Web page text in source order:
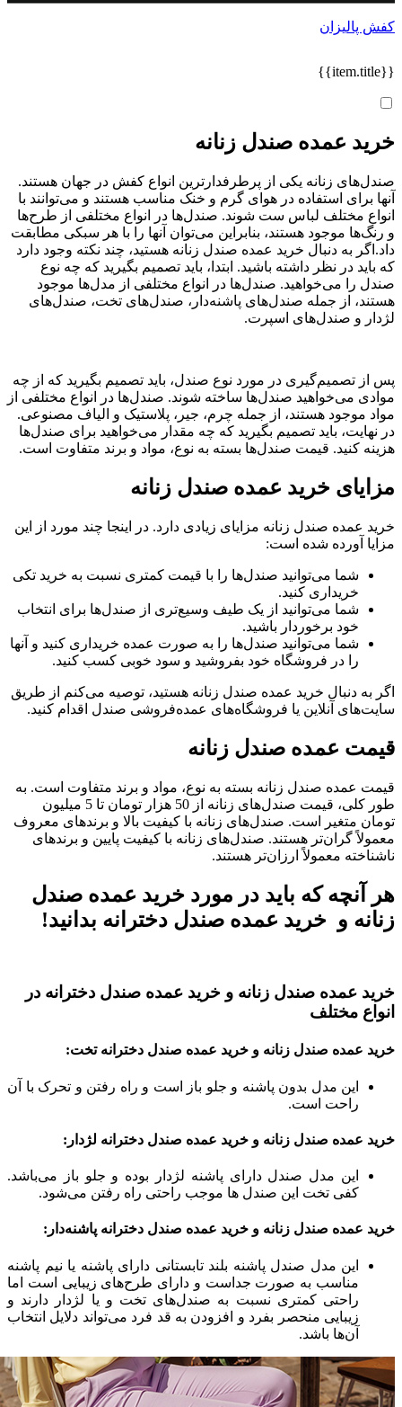
کفش پالیزان
{{item.title}}
خرید عمده صندل زنانه
صندل‌های زنانه یکی از پرطرفدارترین انواع کفش در جهان هستند.
آنها برای استفاده در هوای گرم و خنک مناسب هستند و می‌توانند با
انواع مختلف لباس ست شوند. صندل‌ها در انواع مختلفی از طرح‌ها
و رنگ‌ها موجود هستند، بنابراین می‌توان آنها را با هر سبکی مطابقت
داد.اگر به دنبال خرید عمده صندل زنانه هستید، چند نکته وجود دارد
که باید در نظر داشته باشید. ابتدا، باید تصمیم بگیرید که چه نوع
صندل را می‌خواهید. صندل‌ها در انواع مختلفی از مدل‌ها موجود
هستند، از جمله صندل‌های پاشنه‌دار، صندل‌های تخت، صندل‌های
لژدار و صندل‌های اسپرت.
پس از تصمیم‌گیری در مورد نوع صندل، باید تصمیم بگیرید که از چه
موادی می‌خواهید صندل‌ها ساخته شوند. صندل‌ها در انواع مختلفی از
مواد موجود هستند، از جمله چرم، جیر، پلاستیک و الیاف مصنوعی.
در نهایت، باید تصمیم بگیرید که چه مقدار می‌خواهید برای صندل‌ها
هزینه کنید. قیمت صندل‌ها بسته به نوع، مواد و برند متفاوت است.
مزایای خرید عمده صندل زنانه
خرید عمده صندل زنانه مزایای زیادی دارد. در اینجا چند مورد از این
مزایا آورده شده است:
شما می‌توانید صندل‌ها را با قیمت کمتری نسبت به خرید تکی
خریداری کنید.
شما می‌توانید از یک طیف وسیع‌تری از صندل‌ها برای انتخاب
خود برخوردار باشید.
شما می‌توانید صندل‌ها را به صورت عمده خریداری کنید و آنها
را در فروشگاه خود بفروشید و سود خوبی کسب کنید.
اگر به دنبال خرید عمده صندل زنانه هستید، توصیه می‌کنم از طریق
سایت‌های آنلاین یا فروشگاه‌های عمده‌فروشی صندل اقدام کنید.
قیمت عمده صندل زنانه
قیمت عمده صندل زنانه بسته به نوع، مواد و برند متفاوت است. به
طور کلی، قیمت صندل‌های زنانه از 50 هزار تومان تا 5 میلیون
تومان متغیر است. صندل‌های زنانه با کیفیت بالا و برندهای معروف
معمولاً گران‌تر هستند. صندل‌های زنانه با کیفیت پایین و برندهای
ناشناخته معمولاً ارزان‌تر هستند.
هر آنچه که باید در مورد خرید عمده صندل
زنانه و خرید عمده صندل دخترانه بدانید!
خرید عمده صندل زنانه و خرید عمده صندل دخترانه در
انواع مختلف
خرید عمده صندل زنانه و خرید عمده صندل دخترانه تخت:
این مدل بدون پاشنه و جلو باز است و راه رفتن و تحرک با آن
راحت است.
خرید عمده صندل زنانه و خرید عمده صندل دخترانه لژدار:
این مدل صندل دارای پاشنه لژدار بوده و جلو باز می‌باشد.
کفی تخت این صندل ها موجب راحتی راه رفتن می‌شود.
خرید عمده صندل زنانه و خرید عمده صندل دخترانه پاشنه‌دار:
این مدل صندل پاشنه بلند تابستانی دارای پاشنه یا نیم پاشنه
مناسب به صورت جداست و دارای طرح‌های زیبایی است اما
راحتی کمتری نسبت به صندل‌های تخت و یا لژدار دارند و
زیبایی منحصر بفرد و افزودن به قد فرد می‌تواند دلایل انتخاب
آن‌ها باشد.